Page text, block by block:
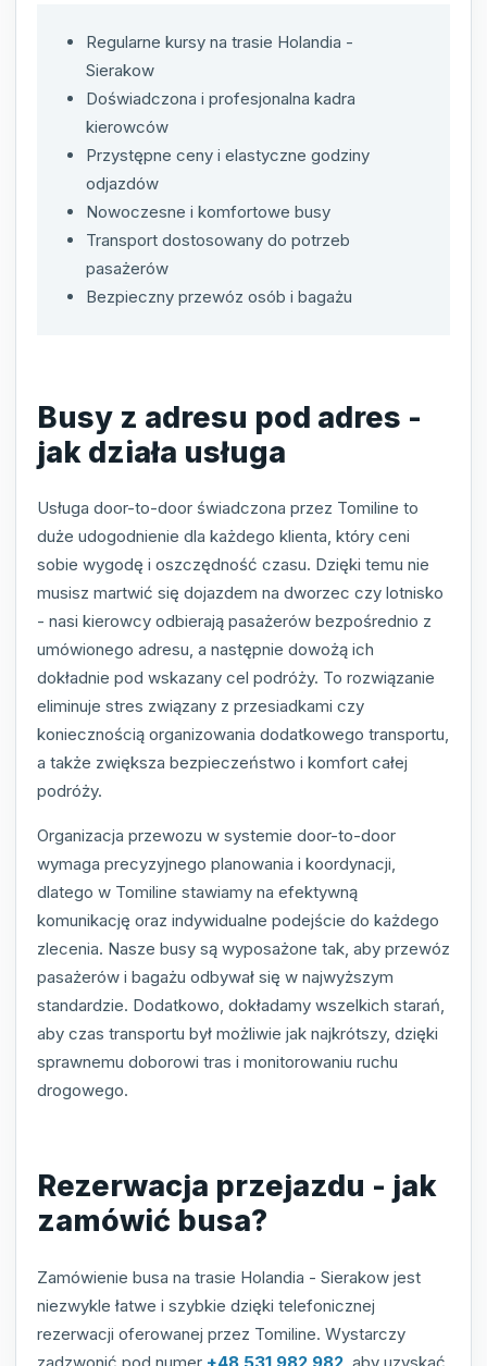
Regularne kursy na trasie Holandia -
Sierakow
Doświadczona i profesjonalna kadra
kierowców
Przystępne ceny i elastyczne godziny
odjazdów
Nowoczesne i komfortowe busy
Transport dostosowany do potrzeb
pasażerów
Bezpieczny przewóz osób i bagażu
Busy z adresu pod adres -
jak działa usługa
Usługa door-to-door świadczona przez Tomiline to
duże udogodnienie dla każdego klienta, który ceni
sobie wygodę i oszczędność czasu. Dzięki temu nie
musisz martwić się dojazdem na dworzec czy lotnisko
- nasi kierowcy odbierają pasażerów bezpośrednio z
umówionego adresu, a następnie dowożą ich
dokładnie pod wskazany cel podróży. To rozwiązanie
eliminuje stres związany z przesiadkami czy
koniecznością organizowania dodatkowego transportu,
a także zwiększa bezpieczeństwo i komfort całej
podróży.
Organizacja przewozu w systemie door-to-door
wymaga precyzyjnego planowania i koordynacji,
dlatego w Tomiline stawiamy na efektywną
komunikację oraz indywidualne podejście do każdego
zlecenia. Nasze busy są wyposażone tak, aby przewóz
pasażerów i bagażu odbywał się w najwyższym
standardzie. Dodatkowo, dokładamy wszelkich starań,
aby czas transportu był możliwie jak najkrótszy, dzięki
sprawnemu doborowi tras i monitorowaniu ruchu
drogowego.
Rezerwacja przejazdu - jak
zamówić busa?
Zamówienie busa na trasie Holandia - Sierakow jest
niezwykle łatwe i szybkie dzięki telefonicznej
rezerwacji oferowanej przez Tomiline. Wystarczy